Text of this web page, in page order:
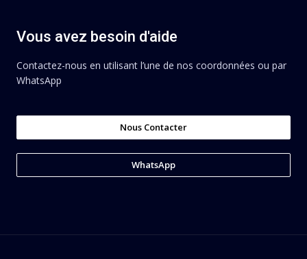
Vous avez besoin d'aide
Contactez-nous en utilisant l’une de nos coordonnées ou par
WhatsApp
Nous Contacter
WhatsApp